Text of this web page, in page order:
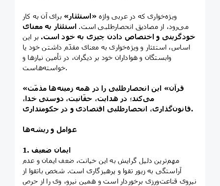
ویژه‌خواری که در عربی واژه «استئثار» برای آن به کار
می‌رود، از مصادیق انحصارطلبی است. استئثار به معنای
خودگزینی و اختصاص دادن چیزی به خود است. بر این
اساس، استئثار و ویژه‌خواری به معنای مقدّم داشتن خود یا
وابستگان و هواداران خود بر دیگران، در تأمین نیازها و
خواسته‌هاست.
«قرآن» این انحصارطلبی را در همه زمینه‌ها مذمّت
می‌کند؛ در هدایت، حقّانیت، دوستی خدا،
قانون‌گذاری، انحصارطلبی اقتصادی و در حکومتداری.
عوامل و ریشه‌ها
1. ایمان ضعیف
مهم‌ترین دلیل گرایش به این خیانت، ضعف ایمان و عدم
آراستگی به زیور تقوا و پرهیزگاری است. شخص باتقوا از
نیروی قناعت‌ورزی برخوردار است و همین نیرو، وی را از حرص